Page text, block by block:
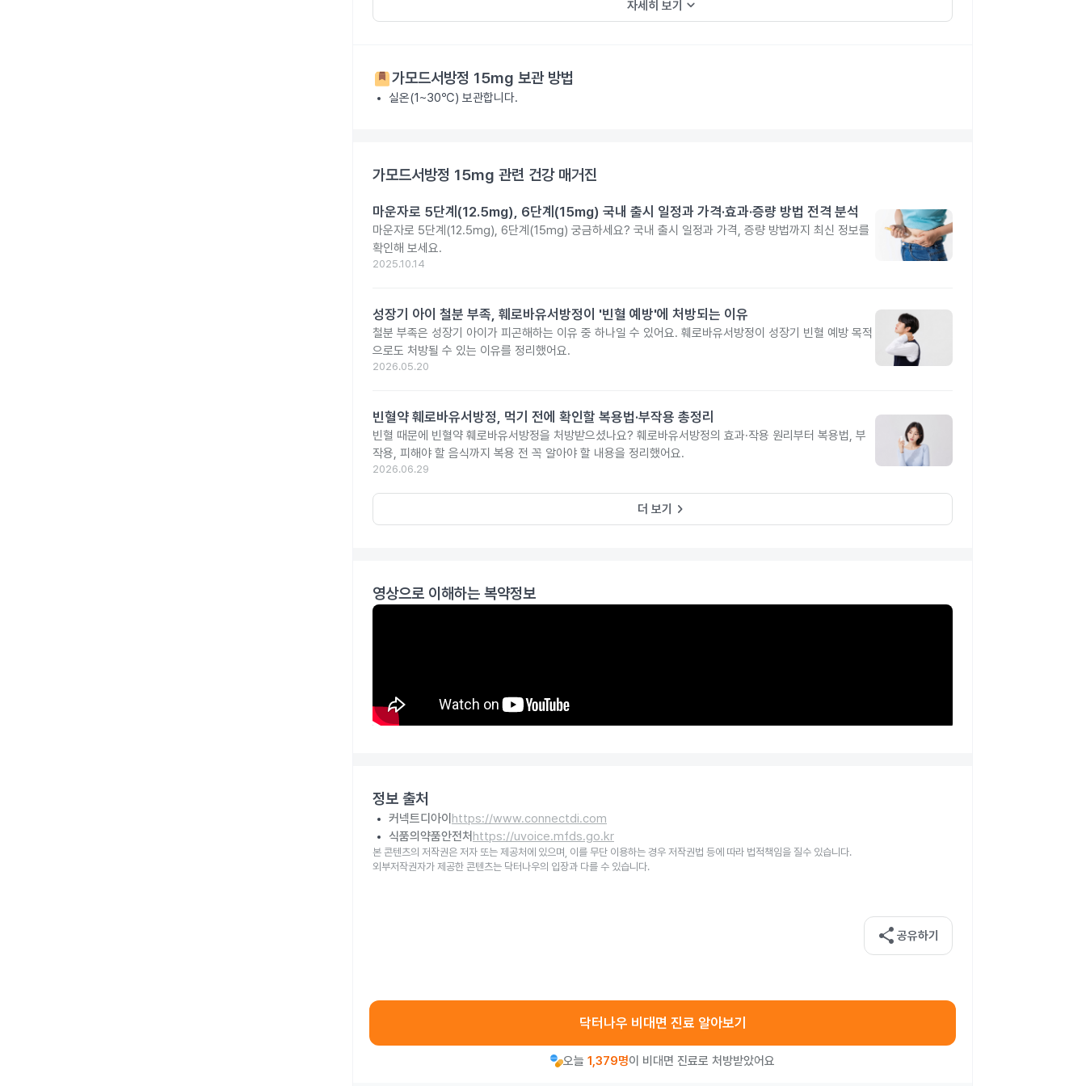
자세히 보기 keyboard_arrow_down
가모드서방정 15mg 보관 방법
실온(1~30℃) 보관합니다.
가모드서방정 15mg 관련 건강 매거진
마운자로 5단계(12.5mg), 6단계(15mg) 국내 출시 일정과 가격·효과·증량 방법 전격 분석
마운자로 5단계(12.5mg), 6단계(15mg) 궁금하세요? 국내 출시 일정과 가격, 증량 방법까지 최신 정보를
확인해 보세요.
2025.10.14
성장기 아이 철분 부족, 훼로바유서방정이 '빈혈 예방'에 처방되는 이유
철분 부족은 성장기 아이가 피곤해하는 이유 중 하나일 수 있어요. 훼로바유서방정이 성장기 빈혈 예방 목적
으로도 처방될 수 있는 이유를 정리했어요.
2026.05.20
빈혈약 훼로바유서방정, 먹기 전에 확인할 복용법·부작용 총정리
빈혈 때문에 빈혈약 훼로바유서방정을 처방받으셨나요? 훼로바유서방정의 효과·작용 원리부터 복용법, 부
작용, 피해야 할 음식까지 복용 전 꼭 알아야 할 내용을 정리했어요.
2026.06.29
더 보기 keyboard_arrow_right
영상으로 이해하는 복약정보
정보 출처
커넥트디아이 https://www.connectdi.com
식품의약품안전처 https://uvoice.mfds.go.kr
본 콘텐츠의 저작권은 저자 또는 제공처에 있으며, 이를 무단 이용하는 경우 저작권법 등에 따라 법적책임을 질수 있습니다.
외부저작권자가 제공한 콘텐츠는 닥터나우의 입장과 다를 수 있습니다.
share 공유하기
닥터나우 비대면 진료 알아보기
오늘 1,379명이 비대면 진료로 처방받았어요